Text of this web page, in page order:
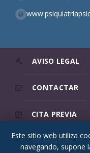
AVISO LEGAL
CONTACTAR
CITA PREVIA
URGENCIAS
Este sitio web utiliza
navegando, supone